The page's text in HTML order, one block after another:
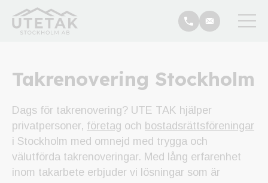
Hem / Tjänster
Takrenovering Stockholm
Dags för takrenovering? UTE TAK hjälper
privatpersoner, företag och bostadsrättsföreningar
i Stockholm med omnejd med trygga och
välutförda takrenoveringar. Med lång erfarenhet
inom takarbete erbjuder vi lösningar som är